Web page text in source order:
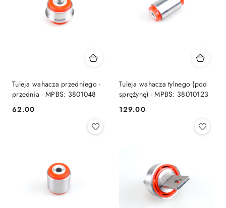
Tuleja wahacza przedniego -
przednia - MPBS: 3801048
Cena:
62.00
Tuleja wahacza tylnego (pod
sprężynę) - MPBS: 38010123
Cena:
129.00